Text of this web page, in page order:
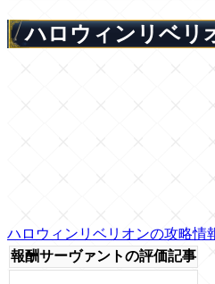
ハロウィンリベリ
ハロウィンリベリオンの攻略情
報酬サーヴァントの評価記事